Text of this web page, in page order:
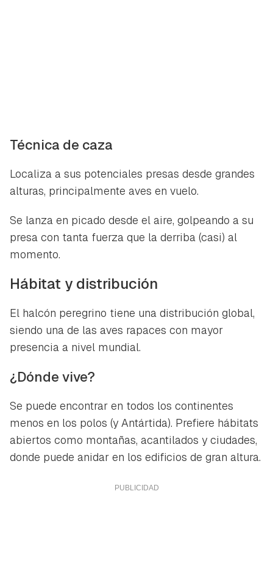
Técnica de caza
Localiza a sus potenciales presas desde grandes
alturas, principalmente aves en vuelo.
Se lanza en picado desde el aire, golpeando a su
presa con tanta fuerza que la derriba (casi) al
momento.
Hábitat y distribución
El halcón peregrino tiene una distribución global,
siendo una de las aves rapaces con mayor
presencia a nivel mundial.
¿Dónde vive?
Se puede encontrar en todos los continentes
menos en los polos (y Antártida). Prefiere hábitats
abiertos como montañas, acantilados y ciudades,
donde puede anidar en los edificios de gran altura.